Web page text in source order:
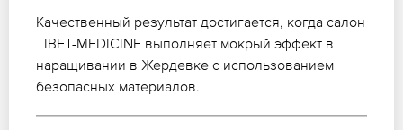
Качественный результат достигается, когда салон
TIBET-MEDICINE выполняет мокрый эффект в
наращивании в Жердевке с использованием
безопасных материалов.